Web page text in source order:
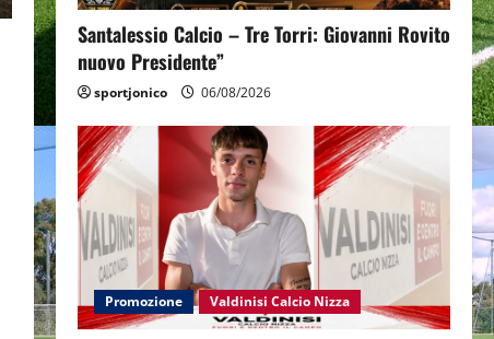
Santalessio Calcio – Tre Torri: Giovanni Rovito
nuovo Presidente”
sportjonico 06/08/2026
Promozione Valdinisi Calcio Nizza